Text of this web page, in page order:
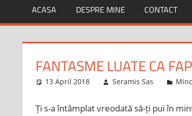
ACASA DESPRE MINE CONTACT
FANTASME LUATE CA
13 April 2018 Seramis Sas
Ți s-a întâmplat vreodată să-ți pui în